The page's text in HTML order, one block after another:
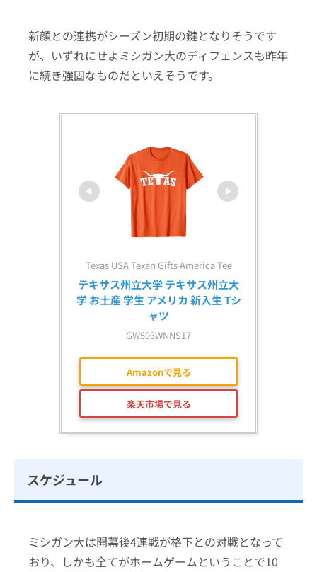
新顔との連携がシーズン初期の鍵となりそうです
が、いずれにせよミシガン大のディフェンスも昨年
に続き強固なものだといえそうです。
Texas USA Texan Gifts America Tee
テキサス州立大学 テキサス州立大
学 お土産 学生 アメリカ 新入生 Tシ
ャツ
GW593WNNS17
Amazonで見る
楽天市場で見る
スケジュール
ミシガン大は開幕後4連戦が格下との対戦となって
おり、しかも全てがホームゲームということで10